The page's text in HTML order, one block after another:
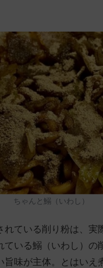
ちゃんと鰯（いわし）
れている削り粉は、実
ている鰯（いわし）の
旨味が主体。とはいえ